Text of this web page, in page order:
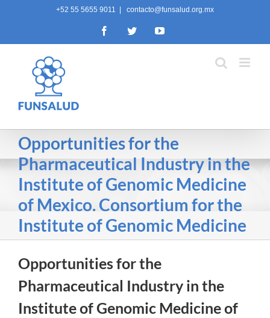
+52 55 5655 9011 contacto@funsalud.org.mx
FacebookTwitterYouTube
Opportunities for the
Pharmaceutical Industry in the
Institute of Genomic Medicine
of Mexico. Consortium for the
Institute of Genomic Medicine
Opportunities for the
Pharmaceutical Industry in the
Institute of Genomic Medicine of